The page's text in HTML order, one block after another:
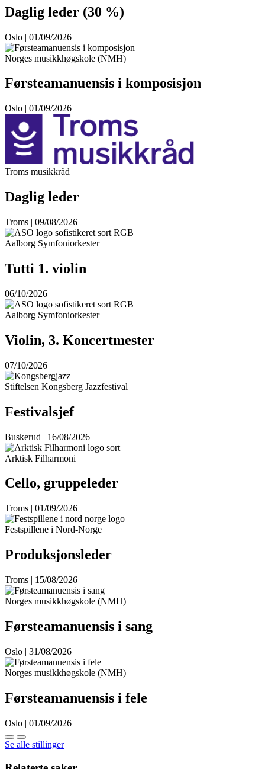
Daglig leder (30 %)
Oslo | 01/09/2026
Norges musikkhøgskole (NMH)
Førsteamanuensis i komposisjon
Oslo | 01/09/2026
Troms musikkråd
Daglig leder
Troms | 09/08/2026
Aalborg Symfoniorkester
Tutti 1. violin
06/10/2026
Aalborg Symfoniorkester
Violin, 3. Koncertmester
07/10/2026
Stiftelsen Kongsberg Jazzfestival
Festivalsjef
Buskerud | 16/08/2026
Arktisk Filharmoni
Cello, gruppeleder
Troms | 01/09/2026
Festspillene i Nord-Norge
Produksjonsleder
Troms | 15/08/2026
Norges musikkhøgskole (NMH)
Førsteamanuensis i sang
Oslo | 31/08/2026
Norges musikkhøgskole (NMH)
Førsteamanuensis i fele
Oslo | 01/09/2026
Se alle stillinger